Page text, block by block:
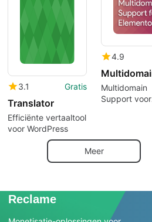
3.1 Gratis
Translator
Efficiënte vertaaltool
voor WordPress
4.9
Multidomain
Support voor
Meer
Reclame